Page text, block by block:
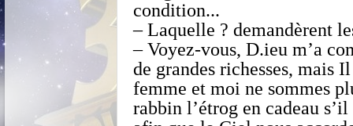
condition...
– Laquelle ? demandèrent
– Voyez-vous, D.ieu m’a
de grandes richesses, mais
femme et moi ne sommes
rabbin l’étrog en cadeau